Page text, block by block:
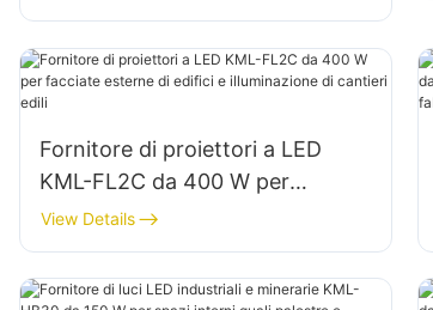
illuminazione di grandi insegne
Fornitore di proiettori a LED
KML-FL2C da 400 W per
facciate esterne di edifici e
illuminazione di cantieri edili
View Details